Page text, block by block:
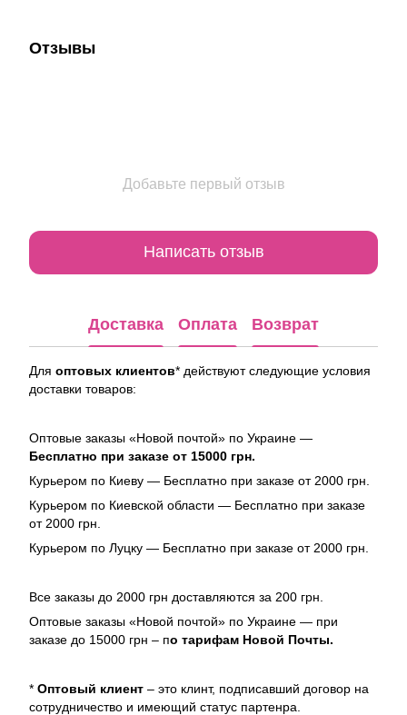
Отзывы
Добавьте первый отзыв
Написать отзыв
Доставка Оплата Возврат
Для оптовых клиентов* действуют следующие условия
доставки товаров:
Оптовые заказы «Новой почтой» по Украине —
Бесплатно при заказе от 15000 грн.
Курьером по Киеву — Бесплатно при заказе от 2000 грн.
Курьером по Киевской области — Бесплатно при заказе
от 2000 грн.
Курьером по Луцку — Бесплатно при заказе от 2000 грн.
Все заказы до 2000 грн доставляются за 200 грн.
Оптовые заказы «Новой почтой» по Украине — при
заказе до 15000 грн – по тарифам Новой Почты.
* Оптовый клиент – это клинт, подписавший договор на
сотрудничество и имеющий статус партенра.